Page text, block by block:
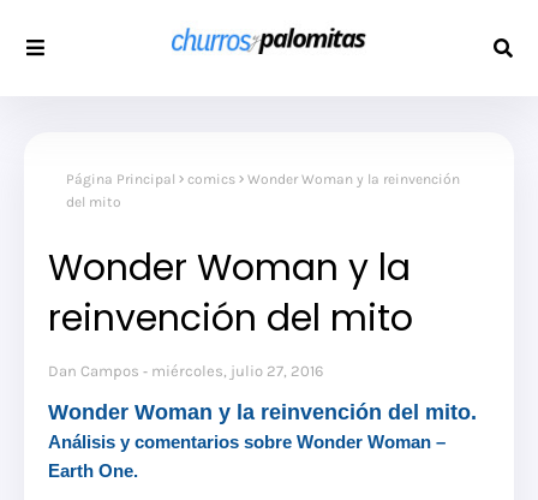
Página Principal comics
Wonder Woman y la reinvención
del mito
Wonder Woman y la
reinvención del mito
Dan Campos miércoles, julio 27, 2016
Wonder Woman y la reinvención del mito.
Análisis y comentarios sobre Wonder Woman –
Earth One.